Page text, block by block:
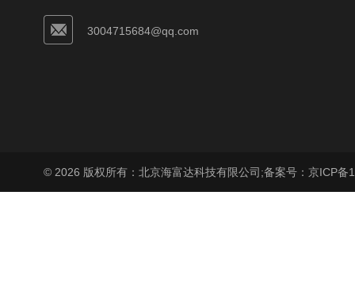
3004715684@qq.com
© 2026 版权所有：北京海富达科技有限公司;备案号：京ICP备